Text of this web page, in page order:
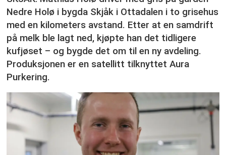
Nedre Holø i bygda Skjåk i Ottadalen i to grisehus
med en kilometers avstand. Etter at en samdrift
på melk ble lagt ned, kjøpte han det tidligere
kufjøset – og bygde det om til en ny avdeling.
Produksjonen er en satellitt tilknyttet Aura
Purkering.